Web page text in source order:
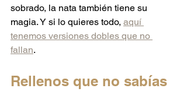
sobrado, la nata también tiene su
magia. Y si lo quieres todo, aquí
tenemos versiones dobles que no
fallan.
Rellenos que no sabías